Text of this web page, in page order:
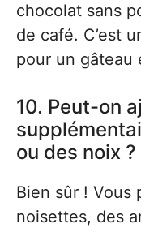
chocolat sans
de café. C’est
pour un gâteau
10. Peut-on
ou des noix ?
Bien sûr ! Vous
noisettes, des